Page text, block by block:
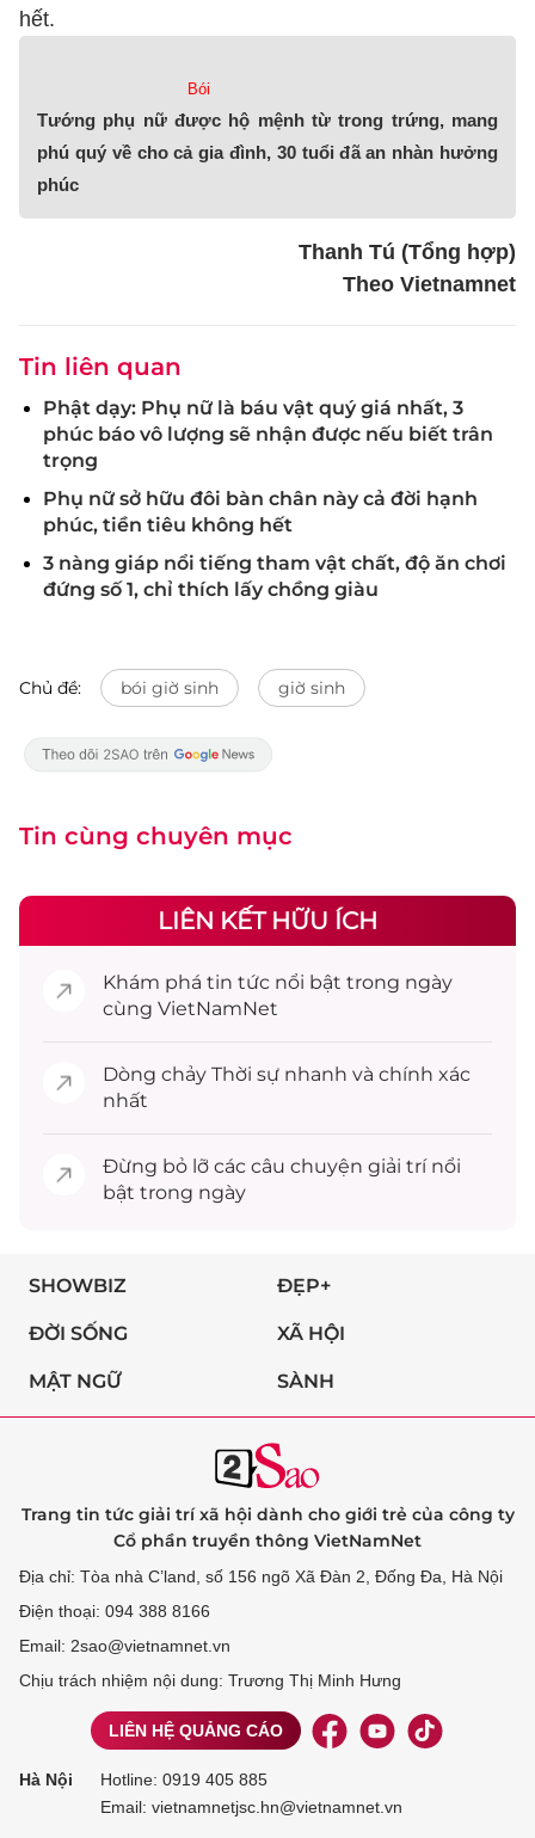
hết.
Bói
Tướng phụ nữ được hộ mệnh từ trong trứng, mang
phú quý về cho cả gia đình, 30 tuổi đã an nhàn hưởng
phúc
Thanh Tú (Tổng hợp)
Theo Vietnamnet
Tin liên quan
Phật dạy: Phụ nữ là báu vật quý giá nhất, 3
phúc báo vô lượng sẽ nhận được nếu biết trân
trọng
Phụ nữ sở hữu đôi bàn chân này cả đời hạnh
phúc, tiền tiêu không hết
3 nàng giáp nổi tiếng tham vật chất, độ ăn chơi
đứng số 1, chỉ thích lấy chồng giàu
Chủ đề: bói giờ sinh giờ sinh
Tin cùng chuyên mục
LIÊN KẾT HỮU ÍCH
Khám phá tin tức nổi bật trong ngày
cùng VietNamNet
Dòng chảy Thời sự nhanh và chính xác
nhất
Đừng bỏ lỡ các câu chuyện giải trínổi
bật trong ngày
SHOWBIZ ĐẸP+
ĐỜI SỐNG XÃ HỘI
MẬT NGỮ SÀNH
Trang tin tức giải trí xã hội dành cho giới trẻ của công ty
Cổ phần truyền thông VietNamNet
Địa chỉ: Tòa nhà C’land, số 156 ngõ Xã Đàn 2, Đống Đa, Hà Nội
Điện thoại: 094 388 8166
Email: 2sao@vietnamnet.vn
Chịu trách nhiệm nội dung: Trương Thị Minh Hưng
LIÊN HỆ QUẢNG CÁO
Hà Nội Hotline: 0919 405 885
Email: vietnamnetjsc.hn@vietnamnet.vn